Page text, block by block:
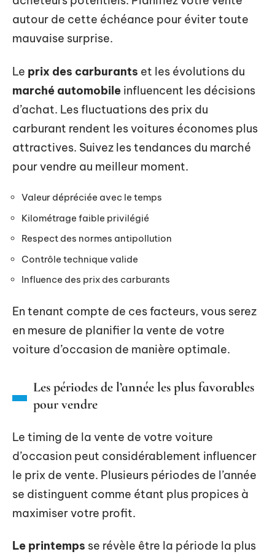
autour de cette échéance pour éviter toute
mauvaise surprise.
Le prix des carburants et les évolutions du
marché automobile influencent les décisions
d’achat. Les fluctuations des prix du
carburant rendent les voitures économes plus
attractives. Suivez les tendances du marché
pour vendre au meilleur moment.
Valeur dépréciée avec le temps
Kilométrage faible privilégié
Respect des normes antipollution
Contrôle technique valide
Influence des prix des carburants
En tenant compte de ces facteurs, vous serez
en mesure de planifier la vente de votre
voiture d’occasion de manière optimale.
Les périodes de l’année les plus favorables
pour vendre
Le timing de la vente de votre voiture
d’occasion peut considérablement influencer
le prix de vente. Plusieurs périodes de l’année
se distinguent comme étant plus propices à
maximiser votre profit.
Le printemps se révèle être la période la plus